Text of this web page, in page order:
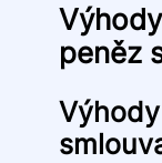
peněz